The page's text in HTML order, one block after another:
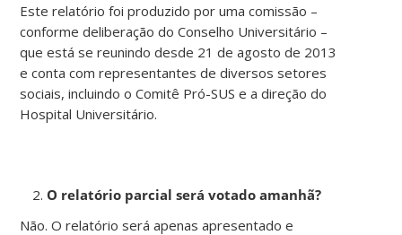
Este relatório foi produzido por uma comissão –
conforme deliberação do Conselho Universitário –
que está se reunindo desde 21 de agosto de 2013
e conta com representantes de diversos setores
sociais, incluindo o Comitê Pró-SUS e a direção do
Hospital Universitário.
O relatório parcial será votado amanhã?
Não. O relatório será apenas apresentado e